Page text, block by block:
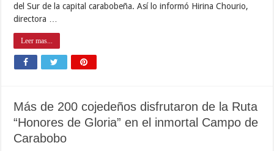
del Sur de la capital carabobeña. Así lo informó Hirina Chourio,
directora …
Leer mas...
Más de 200 cojedeños disfrutaron de la Ruta
“Honores de Gloria” en el inmortal Campo de
Carabobo